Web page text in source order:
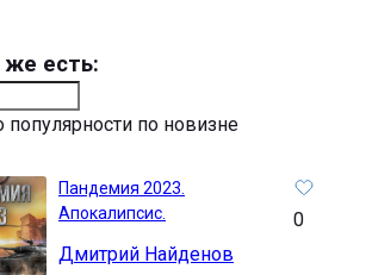
же есть:
популярности по новизне
Пандемия 2023.
Апокалипсис.
0
Дмитрий Найденов